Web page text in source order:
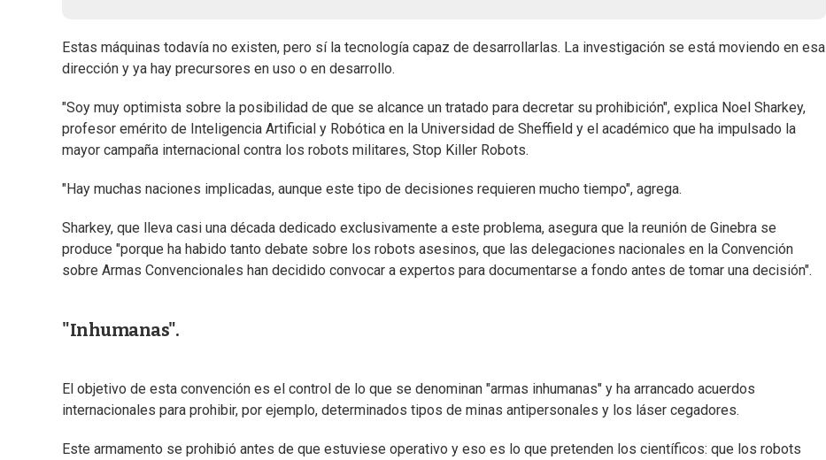
Estas máquinas todavía no existen, pero sí la tecnología capaz de desarrollarlas. La investigación se está moviendo en esa
dirección y ya hay precursores en uso o en desarrollo.
"Soy muy optimista sobre la posibilidad de que se alcance un tratado para decretar su prohibición", explica Noel Sharkey,
profesor emérito de Inteligencia Artificial y Robótica en la Universidad de Sheffield y el académico que ha impulsado la
mayor campaña internacional contra los robots militares, Stop Killer Robots.
"Hay muchas naciones implicadas, aunque este tipo de decisiones requieren mucho tiempo", agrega.
Sharkey, que lleva casi una década dedicado exclusivamente a este problema, asegura que la reunión de Ginebra se
produce "porque ha habido tanto debate sobre los robots asesinos, que las delegaciones nacionales en la Convención
sobre Armas Convencionales han decidido convocar a expertos para documentarse a fondo antes de tomar una decisión".
"Inhumanas".
El objetivo de esta convención es el control de lo que se denominan "armas inhumanas" y ha arrancado acuerdos
internacionales para prohibir, por ejemplo, determinados tipos de minas antipersonales y los láser cegadores.
Este armamento se prohibió antes de que estuviese operativo y eso es lo que pretenden los científicos: que los robots